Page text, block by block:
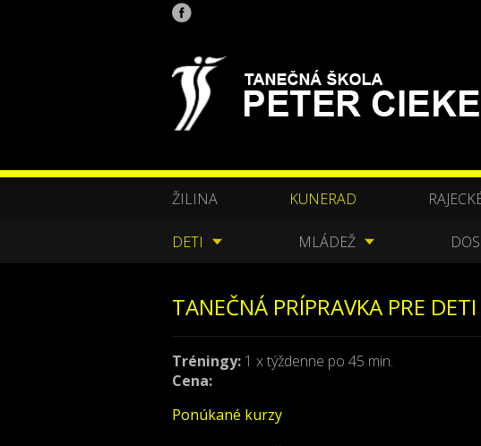
ŽILINA KUNERAD
DETI MLÁDEŽ
TANEČNÁ PRÍPRAVKA PRE
Tréningy: 1 x týždenne po 45 min.
Cena:
Ponúkané kurzy